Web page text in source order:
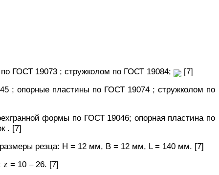
ГОСТ 19073 ; стружколом по ГОСТ 19084;
[7]
; опорные пластины по ГОСТ 19074 ; стружколом по
формы по ГОСТ 19046; опорная пластина по
. [7]
резца: Н = 12 мм, В = 12 мм, L = 140 мм. [7]
z = 10 – 26. [7]